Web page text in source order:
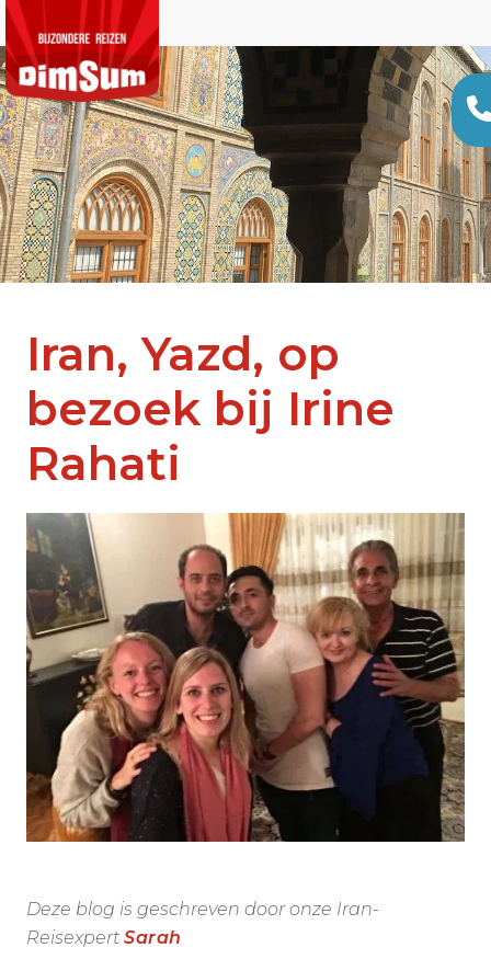
Iran, Yazd, op
bezoek bij Irine
Rahati
Deze blog is geschreven door onze Iran-
Reisexpert Sarah